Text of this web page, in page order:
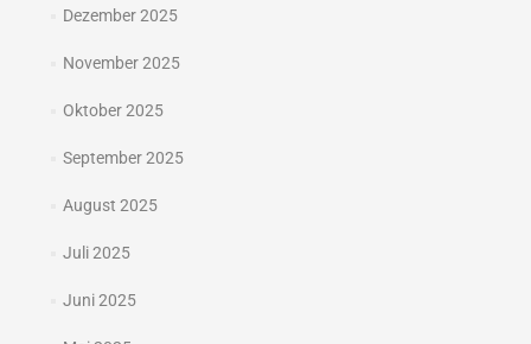
Dezember 2025
November 2025
Oktober 2025
September 2025
August 2025
Juli 2025
Juni 2025